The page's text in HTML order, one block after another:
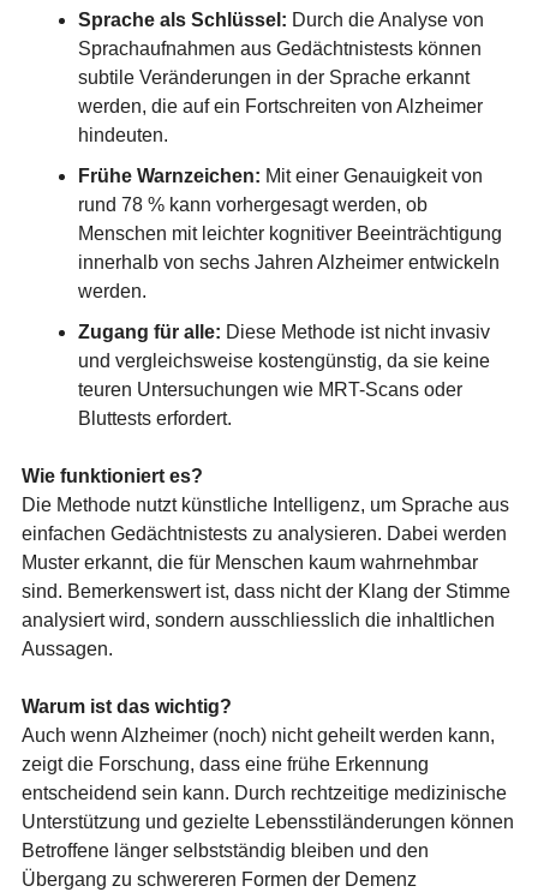
Sprache als Schlüssel: Durch die Analyse von
Sprachaufnahmen aus Gedächtnistests können
subtile Veränderungen in der Sprache erkannt
werden, die auf ein Fortschreiten von Alzheimer
hindeuten.
Frühe Warnzeichen: Mit einer Genauigkeit von
rund 78 % kann vorhergesagt werden, ob
Menschen mit leichter kognitiver Beeinträchtigung
innerhalb von sechs Jahren Alzheimer entwickeln
werden.
Zugang für alle: Diese Methode ist nicht invasiv
und vergleichsweise kostengünstig, da sie keine
teuren Untersuchungen wie MRT-Scans oder
Bluttests erfordert.
Wie funktioniert es?
Die Methode nutzt künstliche Intelligenz, um Sprache aus
einfachen Gedächtnistests zu analysieren. Dabei werden
Muster erkannt, die für Menschen kaum wahrnehmbar
sind. Bemerkenswert ist, dass nicht der Klang der Stimme
analysiert wird, sondern ausschliesslich die inhaltlichen
Aussagen.
Warum ist das wichtig?
Auch wenn Alzheimer (noch) nicht geheilt werden kann,
zeigt die Forschung, dass eine frühe Erkennung
entscheidend sein kann. Durch rechtzeitige medizinische
Unterstützung und gezielte Lebensstiländerungen können
Betroffene länger selbstständig bleiben und den
Übergang zu schwereren Formen der Demenz